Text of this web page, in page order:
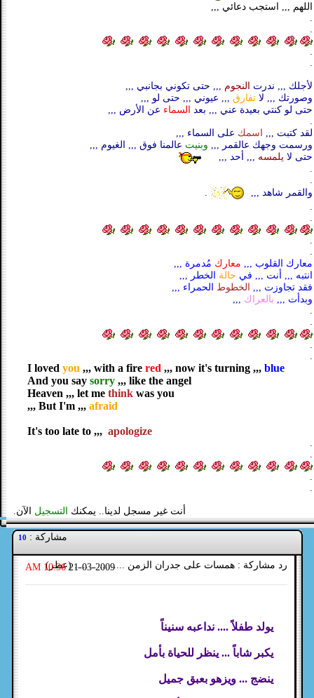
اللهم ,,, استجب دعائي ,,,
.
.
.
.
لأجلك ,,, ندرت النجوم ,,, حتى تكوني بجانبي ,,,
وصورتك ,,, لا تفارق ,,, عيوني ,,, حتى لو ,,,
حتى لو كنتي بعيدة عني ,,, بعد السماء عن الأرض ,,,
.
لقد كتبت ,,,
اسمك على السماء ,,,
ورسمت وجهك عالقمر ,,, وبنيت عالمنا فوق ,,, الغيوم ,,,
حتى لا يلمسه ,,, أحد ,,,
.
.
والقمر شاهد ,,,
.
.
.
.
.
معارك القلوب ,,, معارك مُدمرة ,,,
انتبه ,,, أنت ,,, في حالة
الخطر ,,,
فقد تجاوزت ,,,
الخطوط
الحمراء ,,,
وبدأت ,,, بالعراك ,,,
.
.
I loved you ,,, with a fire red ,,, now it's turning ,,, blue
And you say sorry ,,, like the angel
Heaven ,,, let me think was you
But I'm ,,, afraid
,,,
It's too late to ,,, apologize
أنت غير مسجل لدينا.. يمكنك التسجيل الآن.
مشاركة : 10
رد مشاركة : همسات على جدران الزمن .................. (عطر)
21-03-2009
10:36 AM
يولد طفلاً .... نداعبه سنيناً
يكبر شاباً ... ينظر للحياة بأمل
ينضج ... ويزهو بعبق جميل